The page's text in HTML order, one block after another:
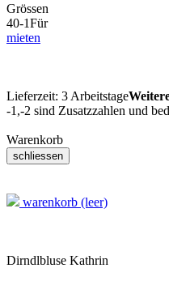
Grössen
40-1Für
mieten
Lieferzeit: 3 Arbeitstage
-1,-2 sind Zusatzzahlen und
Warenkorb
warenkorb (leer)
Dirndlbluse Kathrin